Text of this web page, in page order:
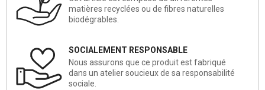
matières recyclées ou de fibres naturelles
biodégrables.
SOCIALEMENT RESPONSABLE
Nous assurons que ce produit est fabriqué
dans un atelier soucieux de sa responsabilité
sociale.